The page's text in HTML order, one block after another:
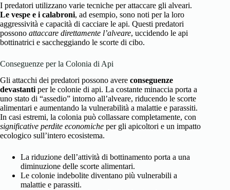
I predatori utilizzano varie tecniche per attaccare gli alveari.
Le vespe e i calabroni, ad esempio, sono noti per la loro
aggressività e capacità di cacciare le api. Questi predatori
possono attaccare direttamente l’alveare, uccidendo le api
bottinatrici e saccheggiando le scorte di cibo.
Conseguenze per la Colonia di Api
Gli attacchi dei predatori possono avere conseguenze
devastanti per le colonie di api. La costante minaccia porta a
uno stato di “assedio” intorno all’alveare, riducendo le scorte
alimentari e aumentando la vulnerabilità a malattie e parassiti.
In casi estremi, la colonia può collassare completamente, con
significative perdite economiche per gli apicoltori e un impatto
ecologico sull’intero ecosistema.
La riduzione dell’attività di bottinamento porta a una
diminuzione delle scorte alimentari.
Le colonie indebolite diventano più vulnerabili a
malattie e parassiti.